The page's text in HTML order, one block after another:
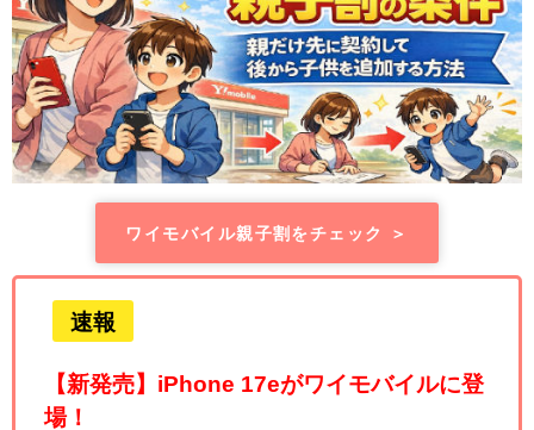
ワイモバイル親子割をチェック ＞
速報
【新発売】iPhone 17eがワイモバイルに登
場！